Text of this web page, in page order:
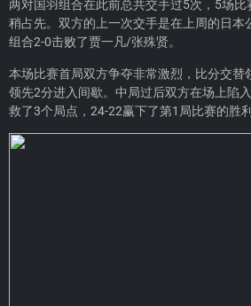
两对国羽组合在此前总共交手过5次，5场
稍占先。双方的上一次交手是在上周的日本
组合2-0击败了贾一凡/张殊贤。
本场比赛首局双方争夺非常激烈，比分交替
领先2分进入间歇。中局过后双方在场上陷
救了3个局点，24-22赢下了第1局比赛的胜利